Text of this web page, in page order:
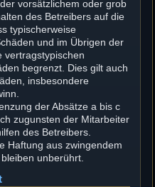
vorsätzlichem oder grob
des Betreibers auf die
typischerweise
und im Übrigen der
vertragstypischen
begrenzt. Dies gilt auch
insbesondere
der Absätze a bis c
zugunsten der Mitarbeiter
des Betreibers.
Haftung aus zwingendem
unberührt.